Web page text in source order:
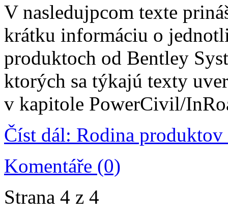
V nasledujpcom texte
krátku informáciu o
produktoch od Bentley
ktorých sa týkajú texty
v kapitole PowerCivil/
Číst dál: Rodina produktov
Komentáře (0)
Strana 4 z 4